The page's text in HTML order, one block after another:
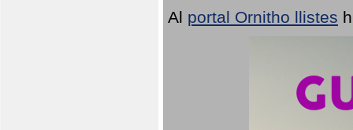
Al portal Ornitho llistes